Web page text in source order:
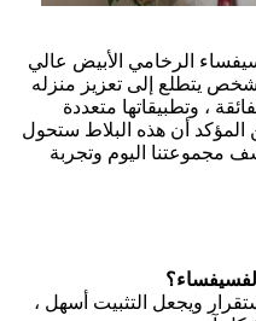
الرخامي الأبيض عالي
شخص يتطلع إلى تعزيز منزله
، وتطبيقاتها متعددة
المؤكد أن هذه البلاط ستحول
مجموعتنا اليوم وتجربة
ويجعل التثبيت أسهل ،